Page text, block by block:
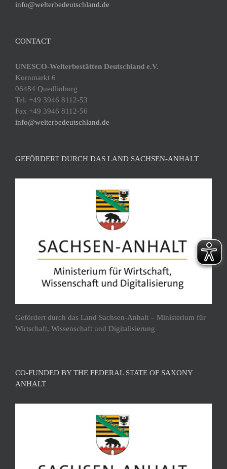
info@welterbedeutschland.de
CONTACT
UNESCO-Welterbestätten Deutschland e.V.
Kornmarkt 6
06484 Quedlinburg
Tel. +49 3946 8112-53
Fax +49 3946 8112-56
info@welterbedeutschland.de
GEFÖRDERT DURCH DAS LAND SACHSEN-ANHALT
Gefördert durch das Land Sachsen-Anhalt – Ministerium für
Wirtschaft, Wissenschaft und Digitalisierung
CO-FUNDED BY THE FEDERAL STATE OF SAXONY
ANHALT